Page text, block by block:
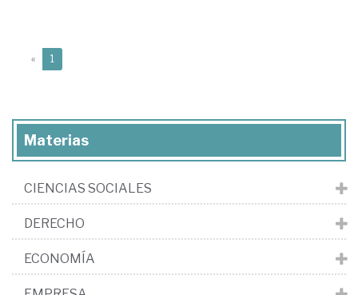
« 1
Materias
CIENCIAS SOCIALES
DERECHO
ECONOMÍA